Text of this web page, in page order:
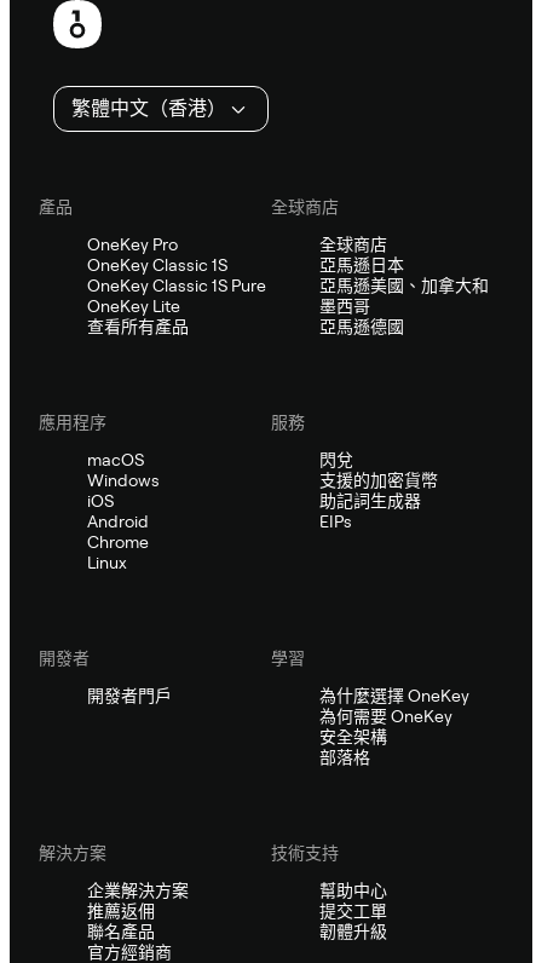
繁體中文（香港）
產品
OneKey Pro
OneKey Classic 1S
OneKey Classic 1S Pure
OneKey Lite
查看所有產品
全球商店
全球商店
亞馬遜日本
亞馬遜美國、加拿大和
墨西哥
亞馬遜德國
應用程序
macOS
Windows
iOS
Android
Chrome
Linux
服務
閃兌
支援的加密貨幣
助記詞生成器
EIPs
開發者
開發者門戶
學習
為什麼選擇 OneKey
為何需要 OneKey
安全架構
部落格
解決方案
企業解決方案
推薦返佣
聯名產品
官方經銷商
技術支持
幫助中心
提交工單
韌體升級